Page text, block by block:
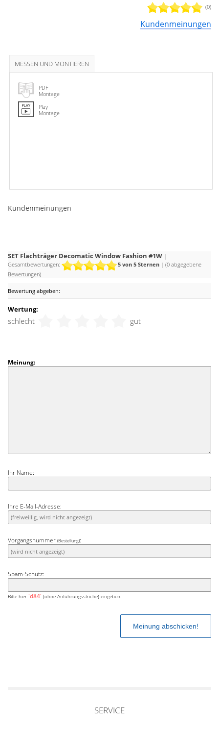
(0)
Kundenmeinungen
MESSEN UND MONTIEREN
PDF
Montage
Play
Montage
Kundenmeinungen
SET Flachträger Decomatic Window Fashion #1W|
Gesamtbewertungen:
5 von 5 Sternen | (0 abgegebene
Bewertungen)
Bewertung abgeben:
Wertung:
schlecht gut
Meinung:
Ihr Name:
Ihre E-Mail-Adresse:
Vorgangsnummer (Bestellung):
Spam-Schutz:
Bitte hier 'd84' (ohne Anführungsstriche) eingeben.
SERVICE